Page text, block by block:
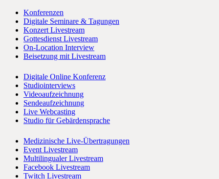
Konferenzen
Digitale Seminare & Tagungen
Konzert Livestream
Gottesdienst Livestream
On-Location Interview
Beisetzung mit Livestream
Digitale Online Konferenz
Studiointerviews
Videoaufzeichnung
Sendeaufzeichnung
Live Webcasting
Studio für Gebärdensprache
Medizinische Live-Übertragungen
Event Livestream
Multilingualer Livestream
Facebook Livestream
Twitch Livestream